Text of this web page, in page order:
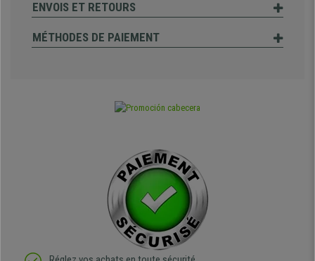
ENVOIS ET RETOURS
MÉTHODES DE PAIEMENT